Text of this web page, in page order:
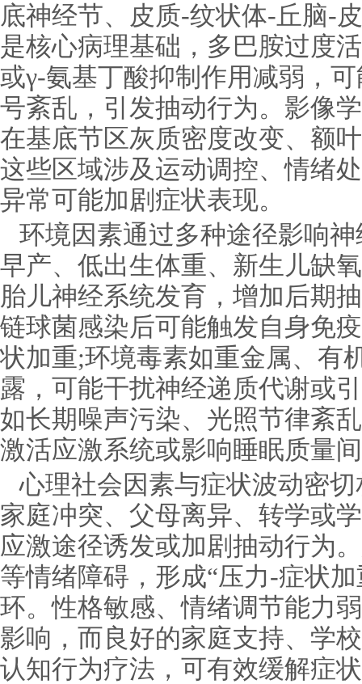
底神经节、皮质-纹状体-丘脑-
是核心病理基础，多巴胺过度
或γ-氨基丁酸抑制作用减弱，
号紊乱，引发抽动行为。影像
在基底节区灰质密度改变、额
这些区域涉及运动调控、情绪
异常可能加剧症状表现。
环境因素通过多种途径影响
早产、低出生体重、新生儿缺
胎儿神经系统发育，增加后期
链球菌感染后可能触发自身免
状加重;环境毒素如重金属、有
露，可能干扰神经递质代谢或
如长期噪声污染、光照节律紊
激活应激系统或影响睡眠质量
心理社会因素与症状波动密
家庭冲突、父母离异、转学或
应激途径诱发或加剧抽动行为
等情绪障碍，形成“压力-症状
环。性格敏感、情绪调节能力
影响，而良好的家庭支持、学
认知行为疗法，可有效缓解症